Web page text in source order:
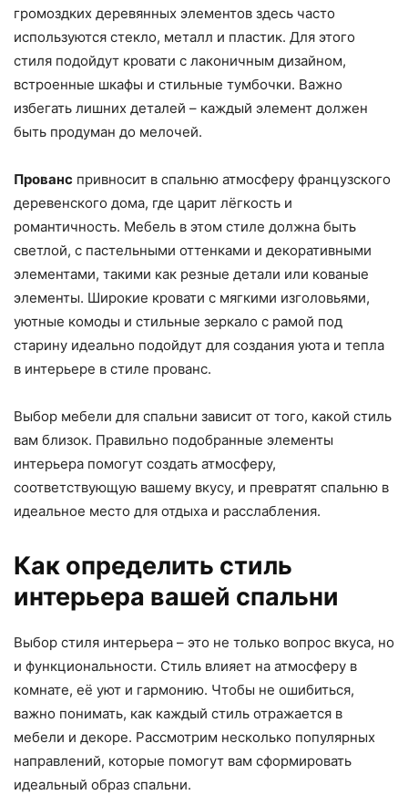
громоздких деревянных элементов здесь часто
используются стекло, металл и пластик. Для этого
стиля подойдут кровати с лаконичным дизайном,
встроенные шкафы и стильные тумбочки. Важно
избегать лишних деталей – каждый элемент должен
быть продуман до мелочей.
Прованс привносит в спальню атмосферу французского
деревенского дома, где царит лёгкость и
романтичность. Мебель в этом стиле должна быть
светлой, с пастельными оттенками и декоративными
элементами, такими как резные детали или кованые
элементы. Широкие кровати с мягкими изголовьями,
уютные комоды и стильные зеркало с рамой под
старину идеально подойдут для создания уюта и тепла
в интерьере в стиле прованс.
Выбор мебели для спальни зависит от того, какой стиль
вам близок. Правильно подобранные элементы
интерьера помогут создать атмосферу,
соответствующую вашему вкусу, и превратят спальню в
идеальное место для отдыха и расслабления.
Как определить стиль
интерьера вашей спальни
Выбор стиля интерьера – это не только вопрос вкуса, но
и функциональности. Стиль влияет на атмосферу в
комнате, её уют и гармонию. Чтобы не ошибиться,
важно понимать, как каждый стиль отражается в
мебели и декоре. Рассмотрим несколько популярных
направлений, которые помогут вам сформировать
идеальный образ спальни.